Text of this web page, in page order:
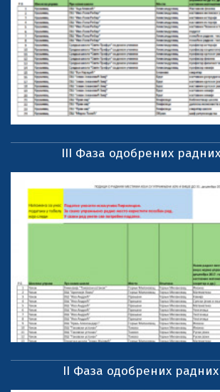
III Фаза одобрених
II Фаза одобрених радних